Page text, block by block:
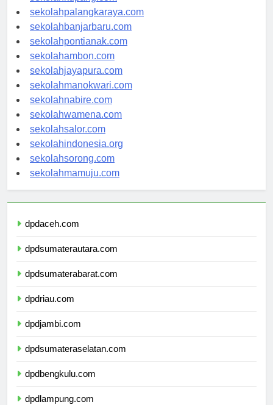
sekolahkupang.com
sekolahpalangkaraya.com
sekolahbanjarbaru.com
sekolahpontianak.com
sekolahambon.com
sekolahjayapura.com
sekolahmanokwari.com
sekolahnabire.com
sekolahwamena.com
sekolahsalor.com
sekolahindonesia.org
sekolahsorong.com